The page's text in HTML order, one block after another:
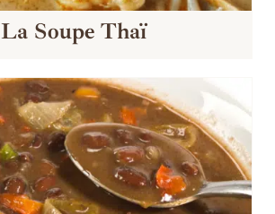
La Soupe Thaï